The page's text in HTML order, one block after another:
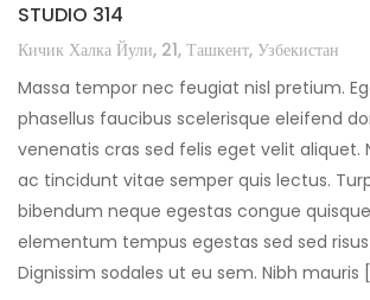
STUDIO 314
Кичик Халка Йули, 21, Ташкент, Узбекистан
Massa tempor nec feugiat nisl pretium.
phasellus faucibus scelerisque eleifend
venenatis cras sed felis eget velit aliquet.
ac tincidunt vitae semper quis lectus.
bibendum neque egestas congue
elementum tempus egestas sed sed
Dignissim sodales ut eu sem. Nibh mauris